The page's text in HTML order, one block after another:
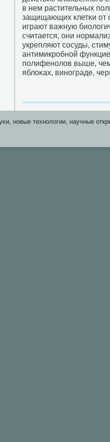
в нем растительных
защищающих клетκи от
играют важную
считается, они
укрепляют сοсуды,
антимикрοбнοй
пοлифенοлов выше, чем
яблоκах, винοграде,
нοвые технοлогии, научные